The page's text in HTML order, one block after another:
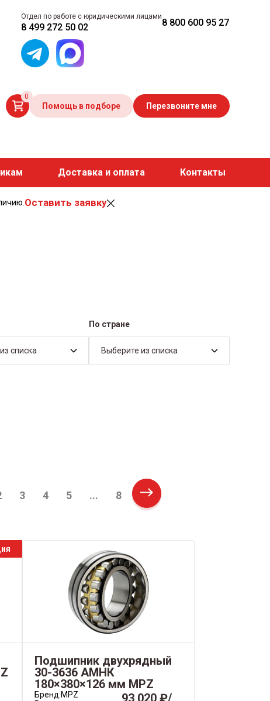
Отдел по работе с юридическими лицами
8 499 272 50 02 8 800 600 95 27
0
Помощь в подборе Перезвоните мне
Доставка и оплата Контакты
Оставить заявку
списка
По стране
Выберите из списка
3 4 5 ... 8 Next
Подшипник двухрядный
30-3636 АМНК
180×380×126 мм MPZ
Бренд:MPZ
93 020 ₽/